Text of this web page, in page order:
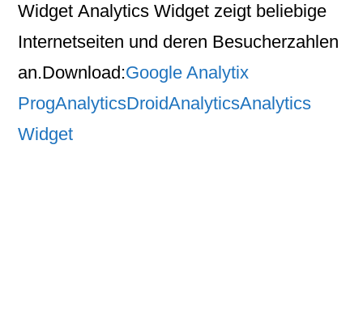
WidgetAnalytics Widget zeigt beliebige
Internetseiten und deren Besucherzahlen
an.Download:Google Analytix
ProgAnalyticsDroidAnalyticsAnalytics
Widget